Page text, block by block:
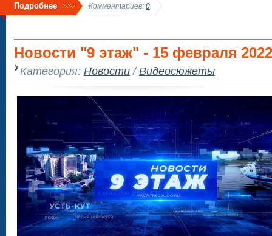
Подробнее Комментариев: 0
Новости "9 этаж" - 15 февраля 2022
Категория: Новости/Видеосюжеты